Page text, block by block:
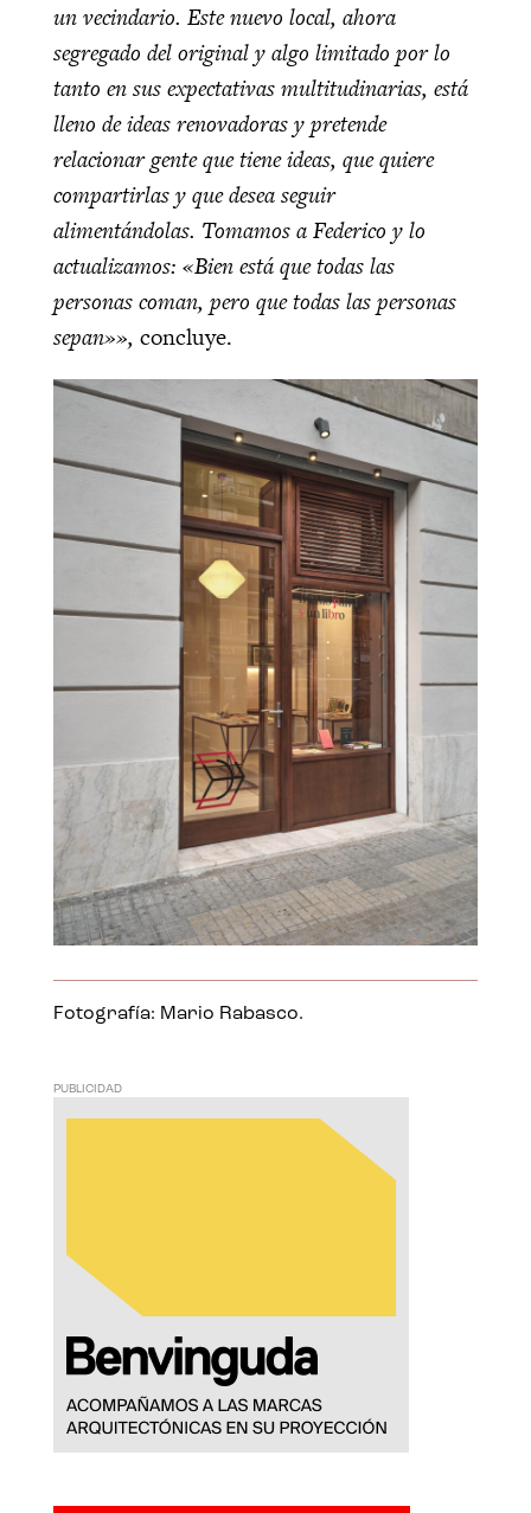
un vecindario. Este nuevo local, ahora
segregado del original y algo limitado por lo
tanto en sus expectativas multitudinarias, está
lleno de ideas renovadoras y pretende
relacionar gente que tiene ideas, que quiere
compartirlas y que desea seguir
alimentándolas. Tomamos a Federico y lo
actualizamos: «Bien está que todas las
personas coman, pero que todas las personas
sepan»», concluye.
Fotografía: Mario Rabasco.
PUBLICIDAD